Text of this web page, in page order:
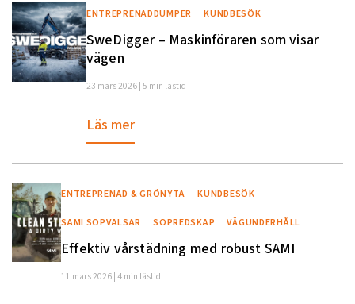
ENTREPRENADDUMPER KUNDBESÖK
SweDigger – Maskinföraren som visar
vägen
23 mars 2026 | 5 min lästid
Läs mer
ENTREPRENAD & GRÖNYTA KUNDBESÖK
SAMI SOPVALSAR SOPREDSKAP VÄGUNDERHÅLL
Effektiv vårstädning med robust SAMI
11 mars 2026 | 4 min lästid